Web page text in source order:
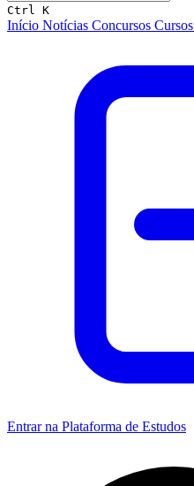
Ctrl K
Início Notícias Concursos Cursos
Entrar na Plataforma de Estudos